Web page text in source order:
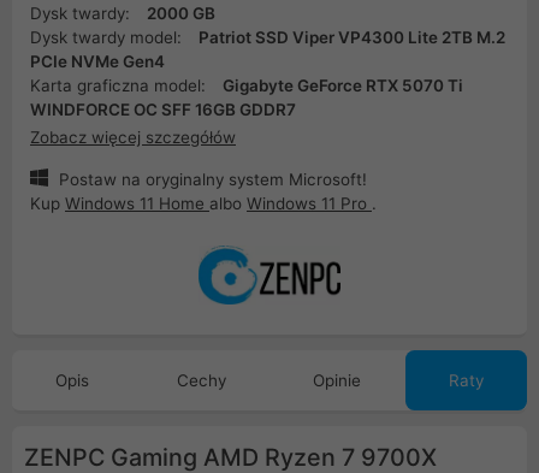
Dysk twardy:
2000 GB
Dysk twardy model:
Patriot SSD Viper VP4300 Lite 2TB M.2
PCIe NVMe Gen4
Karta graficzna model:
Gigabyte GeForce RTX 5070 Ti
WINDFORCE OC SFF 16GB GDDR7
Zobacz więcej szczegółów
Postaw na oryginalny system Microsoft!
Kup Windows 11 Home albo Windows 11 Pro .
Opis Cechy Opinie Raty
ZENPC Gaming AMD Ryzen 7 9700X